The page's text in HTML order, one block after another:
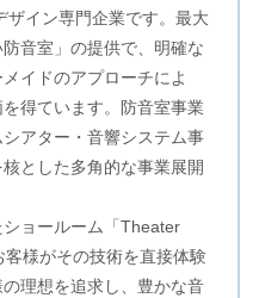
イン専門企業です。最大
音室」の提供で、明確な
イドのアプローチによ
得ています。防音室事業
アター・音響システム事
とした多角的な事業展開
ョールーム「Theater
様がその技術を直接体験
理想を追求し、豊かな音